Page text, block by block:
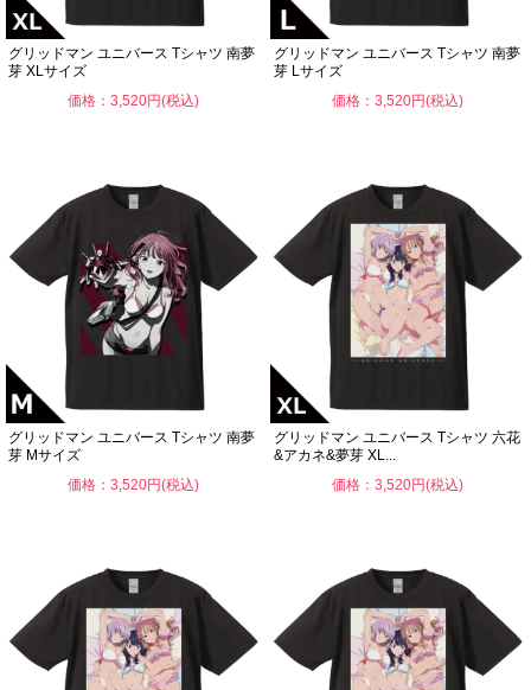
グリッドマン ユニバース Tシャツ 南夢
芽 XLサイズ
価格：3,520円(税込)
グリッドマン ユニバース Tシャツ 南夢
芽 Lサイズ
価格：3,520円(税込)
グリッドマン ユニバース Tシャツ 南夢
芽 Mサイズ
価格：3,520円(税込)
グリッドマン ユニバース Tシャツ 六花
&アカネ&夢芽 XL...
価格：3,520円(税込)